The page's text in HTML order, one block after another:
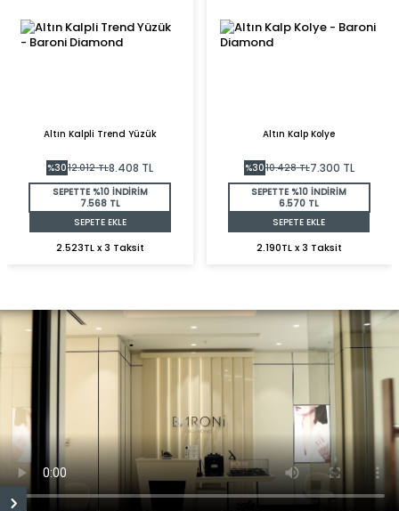
Altın Kalpli Trend Yüzük
%3012.012TL8.408 TL
SEPETTE %10 İNDİRİM
7.568 TL
SEPETE EKLE
2.523TL x 3 Taksit
Altın Kalp Kolye
%3010.428TL7.300 TL
SEPETTE %10 İNDİRİM
6.570 TL
SEPETE EKLE
2.190TL x 3 Taksit